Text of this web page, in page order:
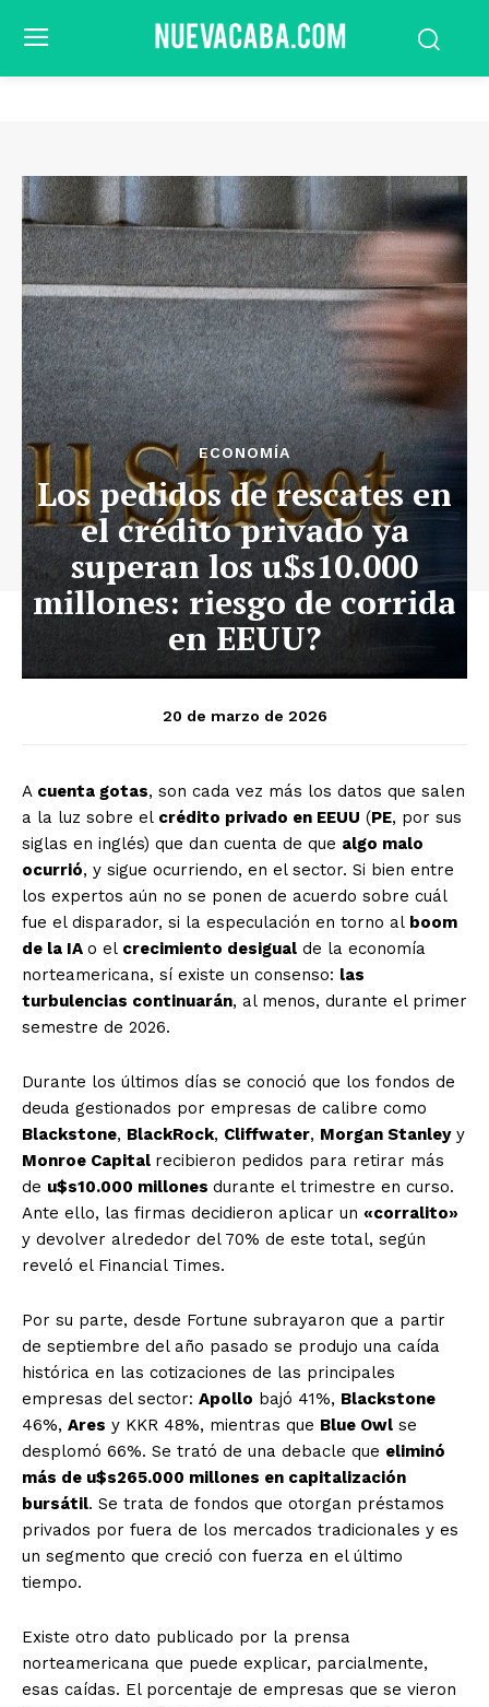
ECONOMÍA
Los pedidos de rescates en
el crédito privado ya
superan los u$s10.000
millones: riesgo de corrida
en EEUU?
20 de marzo de 2026
A cuenta gotas, son cada vez más los datos que salen
a la luz sobre el crédito privado en EEUU (PE, por sus
siglas en inglés) que dan cuenta de que algo malo
ocurrió, y sigue ocurriendo, en el sector. Si bien entre
los expertos aún no se ponen de acuerdo sobre cuál
fue el disparador, si la especulación en torno al boom
de la IA o el crecimiento desigual de la economía
norteamericana, sí existe un consenso: las
turbulencias continuarán, al menos, durante el primer
semestre de 2026.
Durante los últimos días se conoció que los fondos de
deuda gestionados por empresas de calibre como
Blackstone, BlackRock, Cliffwater, Morgan Stanleyy
Monroe Capital recibieron pedidos para retirar más
de u$s10.000 millones durante el trimestre en curso.
Ante ello, las firmas decidieron aplicar un «corralito»
y devolver alrededor del 70% de este total, según
reveló el Financial Times.
Por su parte, desde Fortune subrayaron que a partir
de septiembre del año pasado se produjo una caída
histórica en las cotizaciones de las principales
empresas del sector: Apollo bajó 41%, Blackstone
46%, Ares y KKR 48%, mientras que Blue Owl se
desplomó 66%. Se trató de una debacle que eliminó
más de u$s265.000 millones en capitalización
bursátil. Se trata de fondos que otorgan préstamos
privados por fuera de los mercados tradicionales y es
un segmento que creció con fuerza en el último
tiempo.
Existe otro dato publicado por la prensa
norteamericana que puede explicar, parcialmente,
esas caídas. El porcentaje de empresas que se vieron